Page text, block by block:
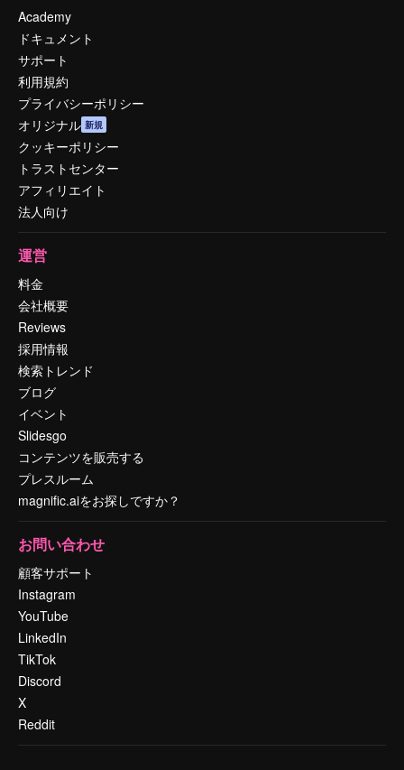
Academy
ドキュメント
サポート
利用規約
プライバシーポリシー
オリジナル 新規
クッキーポリシー
トラストセンター
アフィリエイト
法人向け
運営
料金
会社概要
Reviews
採用情報
検索トレンド
ブログ
イベント
Slidesgo
コンテンツを販売する
プレスルーム
magnific.aiをお探しですか？
お問い合わせ
顧客サポート
Instagram
YouTube
LinkedIn
TikTok
Discord
X
Reddit